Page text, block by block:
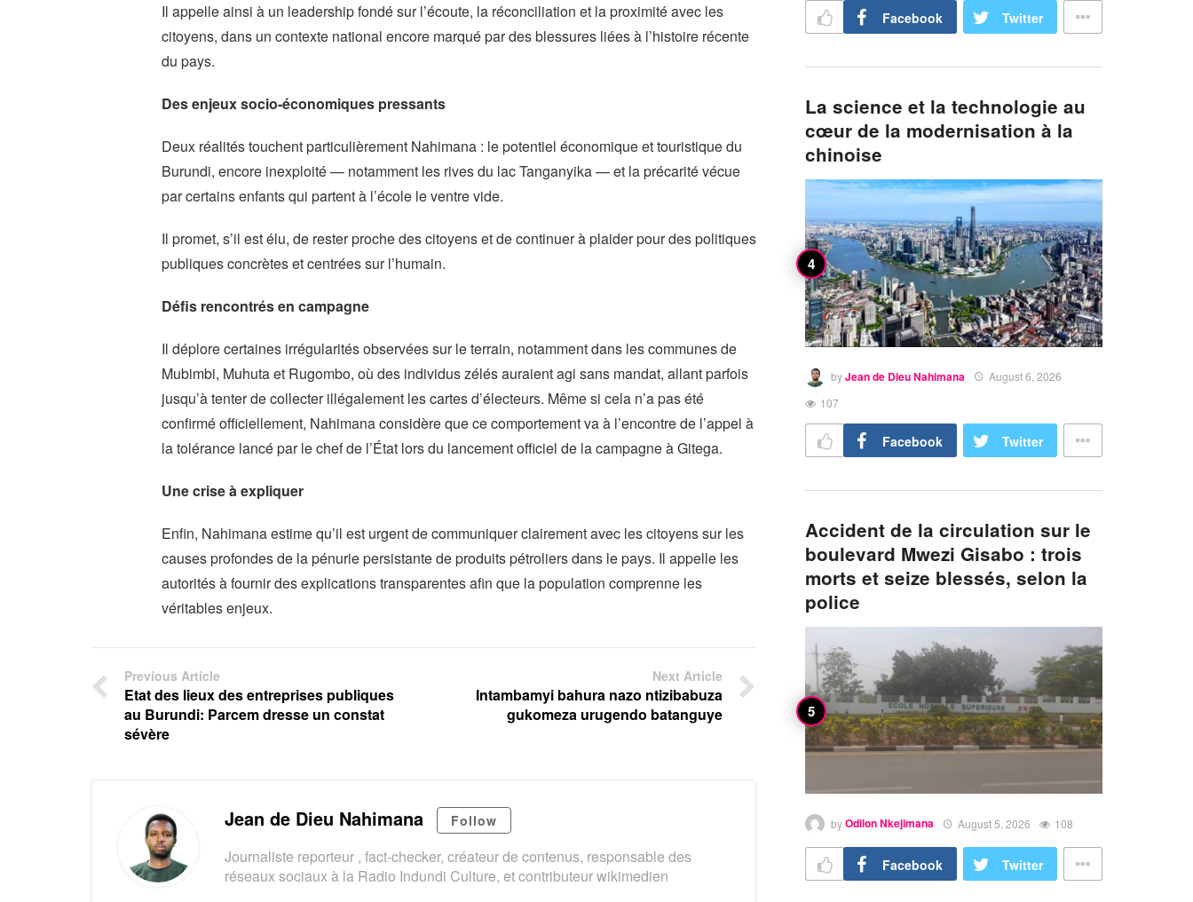
Il appelle ainsi à un leadership fondé sur l’écoute, la réconciliation et la proximité avec les
citoyens, dans un contexte national encore marqué par des blessures liées à l’histoire récente
du pays.
Des enjeux socio-économiques pressants
Deux réalités touchent particulièrement Nahimana : le potentiel économique et touristique du
Burundi, encore inexploité — notamment les rives du lac Tanganyika — et la précarité vécue
par certains enfants qui partent à l’école le ventre vide.
Il promet, s’il est élu, de rester proche des citoyens et de continuer à plaider pour des politiques
publiques concrètes et centrées sur l’humain.
Défis rencontrés en campagne
Il déplore certaines irrégularités observées sur le terrain, notamment dans les communes de
Mubimbi, Muhuta et Rugombo, où des individus zélés auraient agi sans mandat, allant parfois
jusqu’à tenter de collecter illégalement les cartes d’électeurs. Même si cela n’a pas été
confirmé officiellement, Nahimana considère que ce comportement va à l’encontre de l’appel à
la tolérance lancé par le chef de l’État lors du lancement officiel de la campagne à Gitega.
Une crise à expliquer
Enfin, Nahimana estime qu’il est urgent de communiquer clairement avec les citoyens sur les
causes profondes de la pénurie persistante de produits pétroliers dans le pays. Il appelle les
autorités à fournir des explications transparentes afin que la population comprenne les
véritables enjeux.
Previous Article
Etat des lieux des entreprises publiques
au Burundi: Parcem dresse un constat
sévère
Next Article
Intambamyi bahura nazo ntizibabuza
gukomeza urugendo batanguye
Jean de Dieu Nahimana Follow
Journaliste reporteur , fact-checker, créateur de contenus, responsable des
réseaux sociaux à la Radio Indundi Culture, et contributeur wikimedien
Facebook Twitter
La science et la technologie au
cœur de la modernisation à la
chinoise
byJean de Dieu Nahimana
August 6, 2026
107
Facebook Twitter
Accident de la circulation sur le
boulevard Mwezi Gisabo : trois
morts et seize blessés, selon la
police
byOdilon Nkejimana August 5, 2026 108
Facebook Twitter